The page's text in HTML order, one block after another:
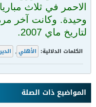
الاحمر في ثلاث
وحيدة. وكانت آخر
لتاريخ ماي 2007.
الكلمات الدلالية: الأهلي ,
المواضيع ذات الصلة